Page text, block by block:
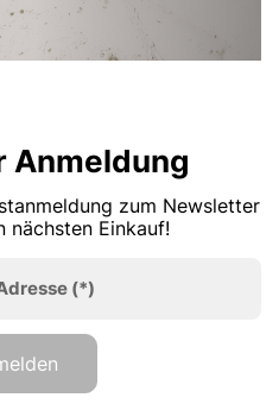
Anmeldung
zum Newsletter
nächsten Einkauf!
(*)